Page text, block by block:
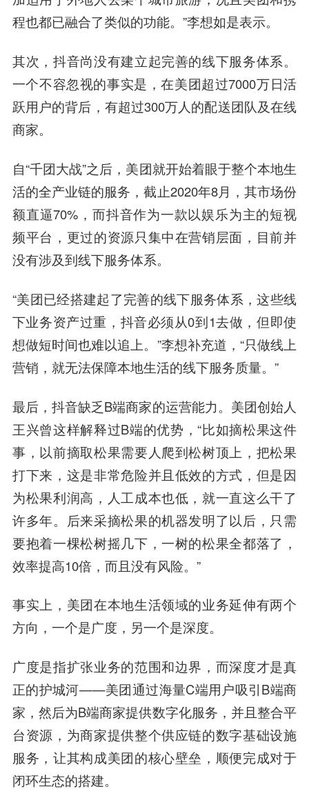
程也都已融合了类似的功能。”李想如是表示。
其次，抖音尚没有建立起完善的线下服务体系。
一个不容忽视的事实是，在美团超过7000万日活
跃用户的背后，有超过300万人的配送团队及在线
商家。
自“千团大战”之后，美团就开始着眼于整个本地生
活的全产业链的服务，截止2020年8月，其市场份
额直逼70%，而抖音作为一款以娱乐为主的短视
频平台，更过的资源只集中在营销层面，目前并
没有涉及到线下服务体系。
“美团已经搭建起了完善的线下服务体系，这些线
下业务资产过重，抖音必须从0到1去做，但即使
想做短时间也难以追上。”李想补充道，“只做线上
营销，就无法保障本地生活的线下服务质量。”
最后，抖音缺乏B端商家的运营能力。美团创始人
王兴曾这样解释过B端的优势，“比如摘松果这件
事，以前摘取松果需要人爬到松树顶上，把松果
打下来，这是非常危险并且低效的方式，但是因
为松果利润高，人工成本也低，就一直这么干了
许多年。后来采摘松果的机器发明了以后，只需
要抱着一棵松树摇几下，一树的松果全都落了，
效率提高10倍，而且没有风险。”
事实上，美团在本地生活领域的业务延伸有两个
方向，一个是广度，另一个是深度。
广度是指扩张业务的范围和边界，而深度才是真
正的护城河——美团通过海量C端用户吸引B端商
家，然后为B端商家提供数字化服务，并且整合平
台资源，为商家提供整个供应链的数字基础设施
服务，让其构成美团的核心壁垒，顺便完成对于
闭环生态的搭建。